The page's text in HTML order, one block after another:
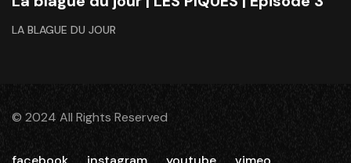
LA BLAGUE DU JOUR
© 2024 All Rights Reserved